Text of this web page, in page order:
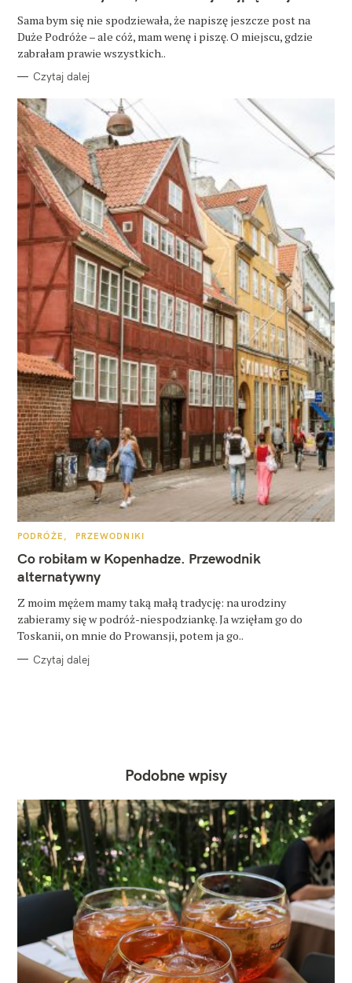
O
R
I
Sama bym się nie spodziewała, że napiszę jeszcze post na
Duże Podróże – ale cóż, mam wenę i piszę. O miejscu, gdzie
zabrałam prawie wszystkich..
Czytaj dalej
K
T
E
G
O
I
PODRÓŻE PRZEWODNIKI
Co robiłam w Kopenhadze. Przewodnik
alternatywny
Z moim mężem mamy taką małą tradycję: na urodziny
zabieramy się w podróż-niespodziankę. Ja wzięłam go do
Toskanii, on mnie do Prowansji, potem ja go..
Czytaj dalej
Podobne wpisy